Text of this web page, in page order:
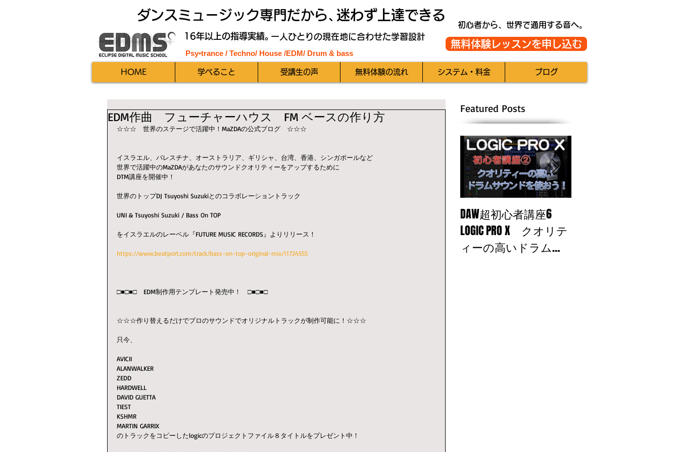
ダンスミュージック専門だから、迷わず上達できる
16年以上の指導実績。一人ひとりの現在地に合わせた学習設計
Psy•trance / Techno/ House /EDM/ Drum & bass
初心者から、世界で通用する音へ。
無料体験レッスンを申し込む
HOME 学べること 受講生の声 無料体験の流れ システム・料金 ブログ
EDM作曲 フューチャーハウス FM ベースの作り方
☆☆☆　世界のステージで活躍中！MaZDAの公式ブログ　☆☆☆
イスラエル、パレスチナ、オーストラリア、ギリシャ、台湾、香港、シンガポールなど
世界で活躍中のMaZDAがあなたのサウンドクオリティーをアップするために
DTM講座を開催中！
世界のトップDJ Tsuyoshi Suzukiとのコラボレーショントラック
UNI & Tsuyoshi Suzuki / Bass On TOP
をイスラエルのレーベル『FUTURE MUSIC RECORDS』よりリリース！
https://www.beatport.com/track/bass-on-top-original-mix/11724555
□■□■□　EDM制作用テンプレート発売中！　□■□■□
☆☆☆作り替えるだけでプロのサウンドでオリジナルトラックが制作可能に！☆☆☆
只今、
AVICII
ALANWALKER
ZEDD
HARDWELL
DAVID GUETTA
TIEST
KSHMR
MARTIN GARRIX
のトラックをコピーしたlogicのプロジェクトファイル８タイトルをプレゼント中！
Featured Posts
DAW超初心者講座6
LOGIC PRO X クオリテ
ィーの高いドラムサ